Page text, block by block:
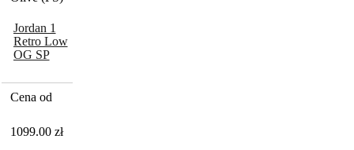
Jordan 1
Retro Low
OG SP
Medium
Olive
Cena od
1099.00 zł